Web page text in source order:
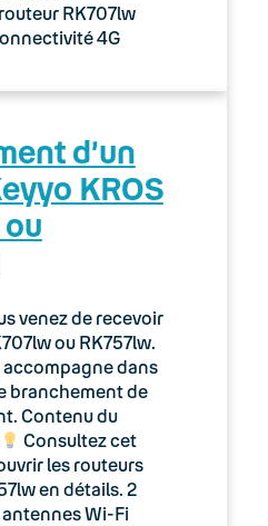
RK707lw
4G
d’un
KROS
venez de recevoir
ou RK757lw.
dans
branchement de
Contenu du
Consultez cet
les routeurs
en détails. 2
Wi-Fi